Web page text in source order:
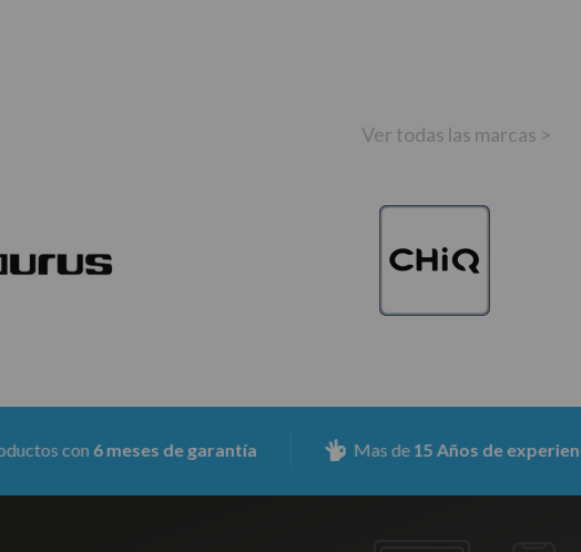
Ver todas las marcas >
con6 meses de garantía Mas de15 Años de experiencia